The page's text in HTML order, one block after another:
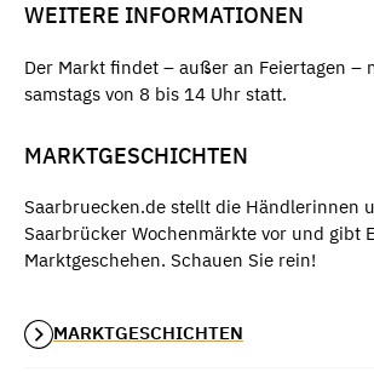
WEITERE INFORMATIONEN
Der Markt findet – außer an Feiertagen –
samstags von 8 bis 14 Uhr statt.
MARKTGESCHICHTEN
Saarbruecken.de stellt die Händlerinnen
Saarbrücker Wochenmärkte vor und gibt
Marktgeschehen. Schauen Sie rein!
MARKTGESCHICHTEN